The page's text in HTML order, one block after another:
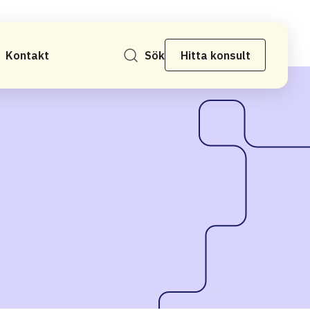
Kontakt Sök Hitta konsult